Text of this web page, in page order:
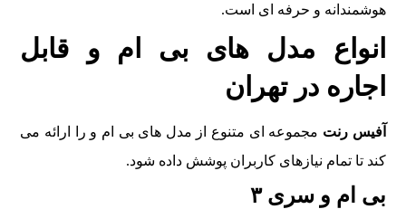
هوشمندانه و حرفه ای است.
انواع مدل های بی ام و قابل
اجاره در تهران
آفیس رنت مجموعه ای متنوع از مدل های بی ام و را ارائه می
کند تا تمام نيازهای کاربران پوشش داده شود.
بی ام و سری ۳